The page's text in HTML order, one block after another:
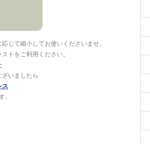
じて縮小してお使いくださいませ。
トをご利用ください。
いましたら
ス
。